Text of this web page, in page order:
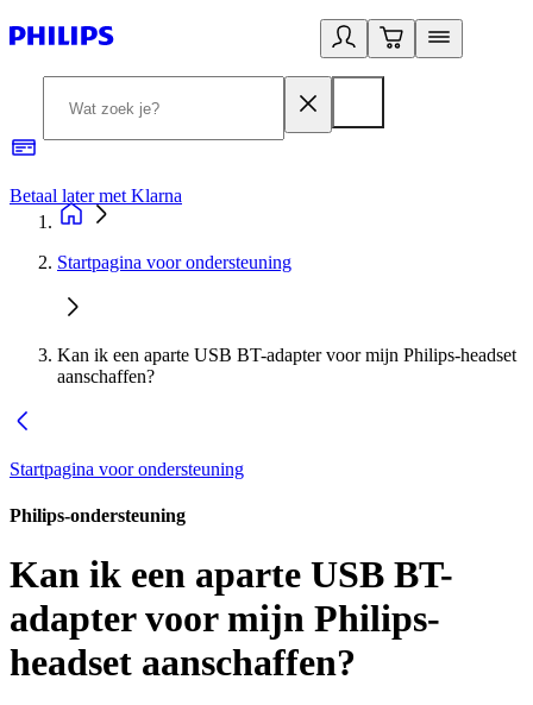
Betaal later met Klarna
Startpagina voor ondersteuning
Kan ik een aparte USB BT-adapter voor mijn Philips-headset
aanschaffen?
Startpagina voor ondersteuning
Philips-ondersteuning
Kan ik een aparte USB BT-
adapter voor mijn Philips-
headset aanschaffen?